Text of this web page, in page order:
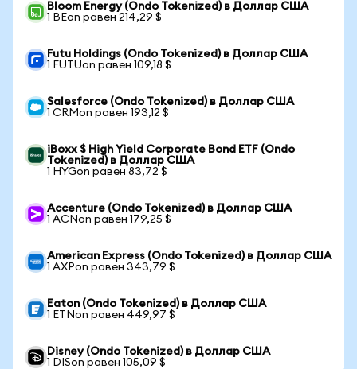
Bloom Energy (Ondo Tokenized) в Доллар США
1 BEon равен 214,29 $
Futu Holdings (Ondo Tokenized) в Доллар США
1 FUTUon равен 109,18 $
Salesforce (Ondo Tokenized) в Доллар США
1 CRMon равен 193,12 $
iBoxx $ High Yield Corporate Bond ETF (Ondo
Tokenized) в Доллар США
1 HYGon равен 83,72 $
Accenture (Ondo Tokenized) в Доллар США
1 ACNon равен 179,25 $
American Express (Ondo Tokenized) в Доллар США
1 AXPon равен 343,79 $
Eaton (Ondo Tokenized) в Доллар США
1 ETNon равен 449,97 $
Disney (Ondo Tokenized) в Доллар США
1 DISon равен 105,09 $